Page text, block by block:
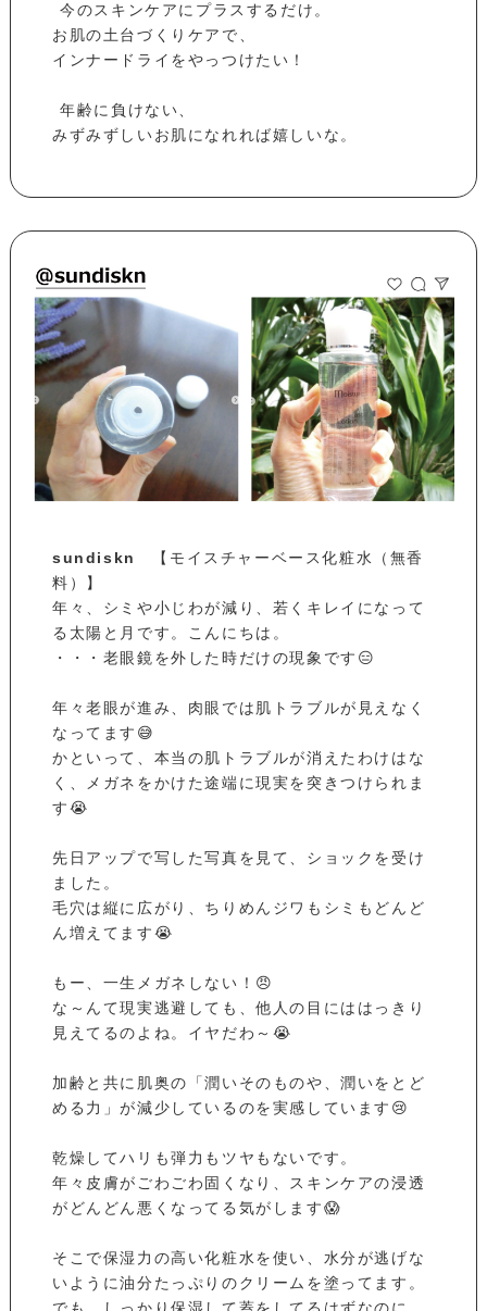
⁡ 今のスキンケアにプラスするだけ。
お肌の土台づくりケアで、
インナードライをやっつけたい！
⁡ 年齢に負けない、
みずみずしいお肌になれれば嬉しいな。
sundiskn
【モイスチャーベース化粧水（無香
料）】
年々、シミや小じわが減り、若くキレイになって
る太陽と月です。こんにちは。
・・・老眼鏡を外した時だけの現象です😑
年々老眼が進み、肉眼では肌トラブルが見えなく
なってます😅
かといって、本当の肌トラブルが消えたわけはな
く、メガネをかけた途端に現実を突きつけられま
す😭
先日アップで写した写真を見て、ショックを受け
ました。
毛穴は縦に広がり、ちりめんジワもシミもどんど
ん増えてます😭
もー、一生メガネしない！😠
な～んて現実逃避しても、他人の目にははっきり
見えてるのよね。イヤだわ～😭
加齢と共に肌奥の「潤いそのものや、潤いをとど
める力」が減少しているのを実感しています😢
乾燥してハリも弾力もツヤもないです。
年々皮膚がごわごわ固くなり、スキンケアの浸透
がどんどん悪くなってる気がします😱
そこで保湿力の高い化粧水を使い、水分が逃げな
いように油分たっぷりのクリームを塗ってます。